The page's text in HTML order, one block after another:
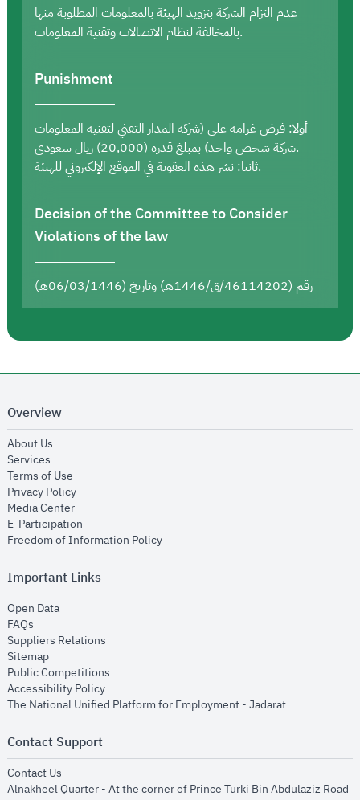
عدم التزام الشركة بتزويد الهيئة بالمعلومات المطلوبة منها
بالمخالفة لنظام الاتصالات وتقنية المعلومات.
Punishment
أولا: فرض غرامة على (شركة المدار التقني لتقنية المعلومات
شركة شخص واحد) بمبلغ قدره (20,000) ريال سعودي.
ثانيا: نشر هذه العقوبة في الموقع الإلكتروني للهيئة.
Decision of the Committee to Consider
Violations of the law
رقم (46114202/ق/1446هـ) وتاريخ (06/03/1446هـ)
Overview
About Us
Services
Terms of Use
Privacy Policyopens in new window
Media Centeropens in new window
E-Participation
Freedom of Information Policyopens in new window
Important Links
Open Dataopens in new window
FAQs
Suppliers Relations
Sitemapopens in new window
Public Competitions
Accessibility Policyopens in new window
The National Unified Platform for Employment - Jadaratopens in new
Contact Support
Contact Us
Alnakheel Quarter - At the corner of Prince Turki Bin Abdulaziz Road